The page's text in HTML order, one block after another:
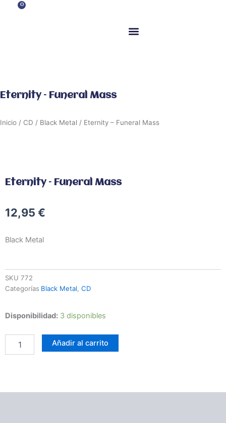
0
Carrito
Eternity – Funeral Mass
Inicio / CD / Black Metal / Eternity – Funeral Mass
Eternity – Funeral Mass
12,95 €
Black Metal
SKU 772
Categorías Black Metal, CD
Disponibilidad: 3 disponibles
Eternity
Funeral
Mass
cantidad
Añadir al carrito